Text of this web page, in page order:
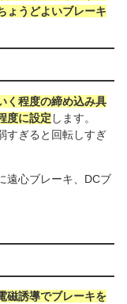
ょうどよいブレーキ
く程度の締め込み具
度に設定 します。
すぎると回転しすぎ
遠心ブレーキ、DCブ
磁誘導でブレーキを